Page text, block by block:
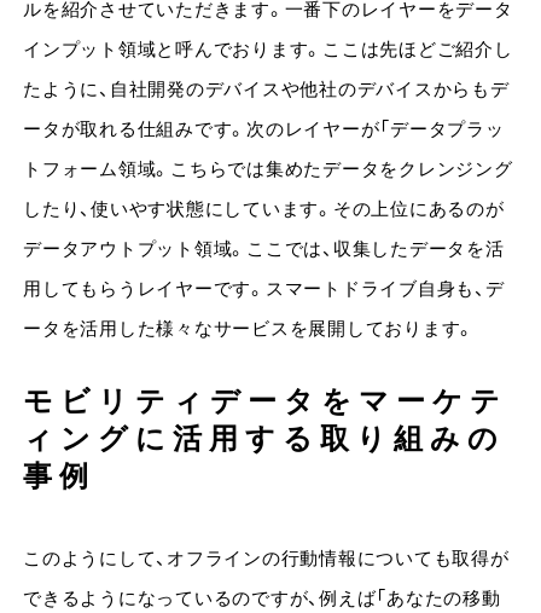
ルを紹介させていただきます。一番下のレイヤーをデータ
インプット領域と呼んでおります。ここは先ほどご紹介し
たように、自社開発のデバイスや他社のデバイスからもデ
ータが取れる仕組みです。次のレイヤーが「データプラッ
トフォーム領域。こちらでは集めたデータをクレンジング
したり、使いやす状態にしています。その上位にあるのが
データアウトプット領域。ここでは、収集したデータを活
用してもらうレイヤーです。スマートドライブ自身も、デ
ータを活用した様々なサービスを展開しております。
モビリティデータをマーケテ
ィングに活用する取り組みの
事例
このようにして、オフラインの行動情報についても取得が
できるようになっているのですが、例えば「あなたの移動